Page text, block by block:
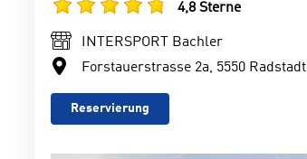
4,8 Sterne
INTERSPORT Bachler
Forstauerstrasse 2a, 5550 Radstadt
Reservierung